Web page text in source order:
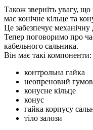
Також зверніть увагу,
має конічне кільце та
Це забезпечує
Тепер поговоримо про
кабельного сальника.
Він має такі компоненти:
контрольна гайка
неопреновий
конусне кільце
конус
гайка корпусу
тіло залози